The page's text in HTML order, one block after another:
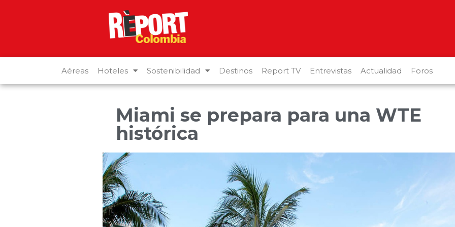
Aéreas Hoteles Sostenibilidad Destinos Report TV Entrevistas Actualidad Foros
Miami se prepara para una WTE
histórica